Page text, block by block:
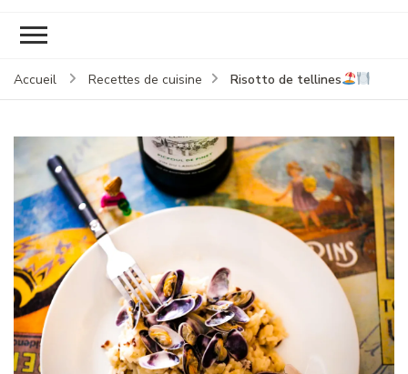
Accueil Recettes de cuisine Risotto de tellines